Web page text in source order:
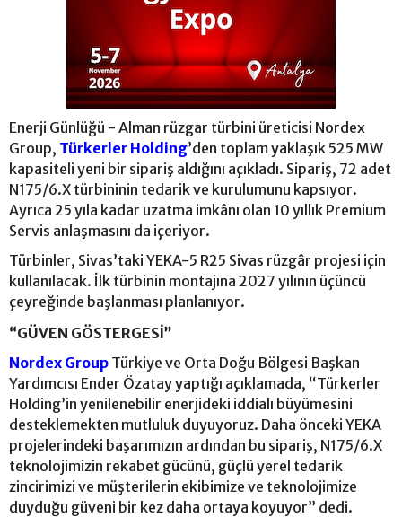
Enerji Günlüğü - Alman rüzgar türbini üreticisi Nordex
Group, Türkerler Holding’den toplam yaklaşık 525 MW
kapasiteli yeni bir sipariş aldığını açıkladı. Sipariş, 72 adet
N175/6.X türbininin tedarik ve kurulumunu kapsıyor.
Ayrıca 25 yıla kadar uzatma imkânı olan 10 yıllık Premium
Servis anlaşmasını da içeriyor.
Türbinler, Sivas’taki YEKA-5 R25 Sivas rüzgâr projesi için
kullanılacak. İlk türbinin montajına 2027 yılının üçüncü
çeyreğinde başlanması planlanıyor.
“GÜVEN GÖSTERGESİ”
Nordex Group Türkiye ve Orta Doğu Bölgesi Başkan
Yardımcısı Ender Özatay yaptığı açıklamada, “Türkerler
Holding’in yenilenebilir enerjideki iddialı büyümesini
desteklemekten mutluluk duyuyoruz. Daha önceki YEKA
projelerindeki başarımızın ardından bu sipariş, N175/6.X
teknolojimizin rekabet gücünü, güçlü yerel tedarik
zincirimizi ve müşterilerin ekibimize ve teknolojimize
duyduğu güveni bir kez daha ortaya koyuyor” dedi.